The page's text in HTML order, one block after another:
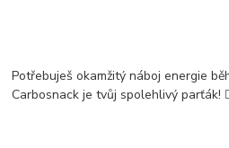
Potřebuješokamžitý náboj energie
Carbosnack je tvůj spolehlivý parťák!